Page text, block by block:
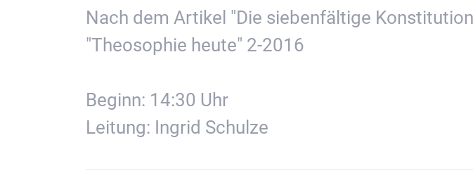
Nach dem Artikel "Die siebenfältige
"Theosophie heute" 2-2016
Beginn: 14:30 Uhr
Leitung: Ingrid Schulze